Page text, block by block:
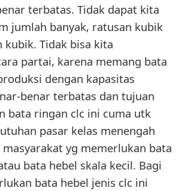
terbatas. Tidak dapat kita
jumlah banyak, ratusan kubik
kubik. Tidak bisa kita
partai, karena memang bata
dengan kapasitas
benar terbatas dan tujuan
bata ringan clc ini cuma utk
pasar kelas menengah
masyarakat yg memerlukan bata
bata hebel skala kecil. Bagi
bata hebel jenis clc ini